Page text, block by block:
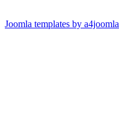
Joomla templates by a4joomla